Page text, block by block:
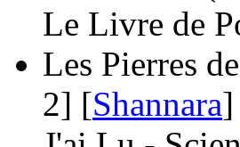
Le Livre de
Les Pierres
2] [Shannara]